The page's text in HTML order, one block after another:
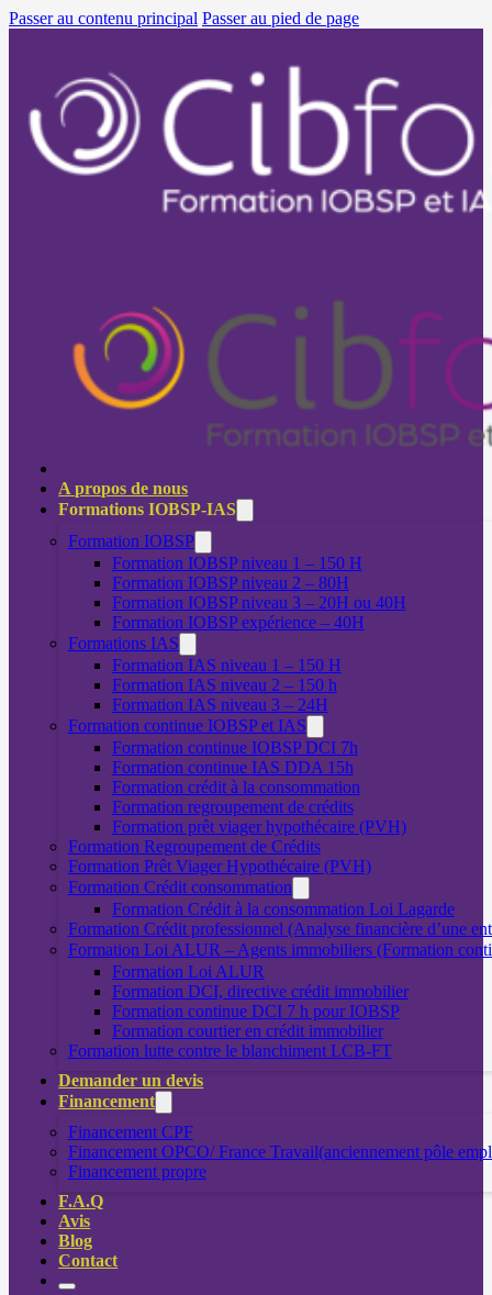
Passer au contenu principal Passer au pied de page
A propos de nous
Formations IOBSP-IAS
Formation IOBSP
Formation IOBSP niveau 1 – 150 H
Formation IOBSP niveau 2 – 80H
Formation IOBSP niveau 3 – 20H ou 40H
Formation IOBSP expérience – 40H
Formations IAS
Formation IAS niveau 1 – 150 H
Formation IAS niveau 2 – 150 h
Formation IAS niveau 3 – 24H
Formation continue IOBSP et IAS
Formation continue IOBSP DCI 7h
Formation continue IAS DDA 15h
Formation crédit à la consommation
Formation regroupement de crédits
Formation prêt viager hypothécaire (PVH)
Formation Regroupement de Crédits
Formation Prêt Viager Hypothécaire (PVH)
Formation Crédit consommation
Formation Crédit à la consommation Loi Lagarde
Formation Crédit professionnel (Analyse financière d’une
Formation Loi ALUR – Agents immobiliers (Formation
Formation Loi ALUR
Formation DCI, directive crédit immobilier
Formation continue DCI 7 h pour IOBSP
Formation courtier en crédit immobilier
Formation lutte contre le blanchiment LCB-FT
Demander un devis
Financement
Financement CPF
Financement OPCO/ France Travail(anciennement pôle
Financement propre
F.A.Q
Avis
Blog
Contact